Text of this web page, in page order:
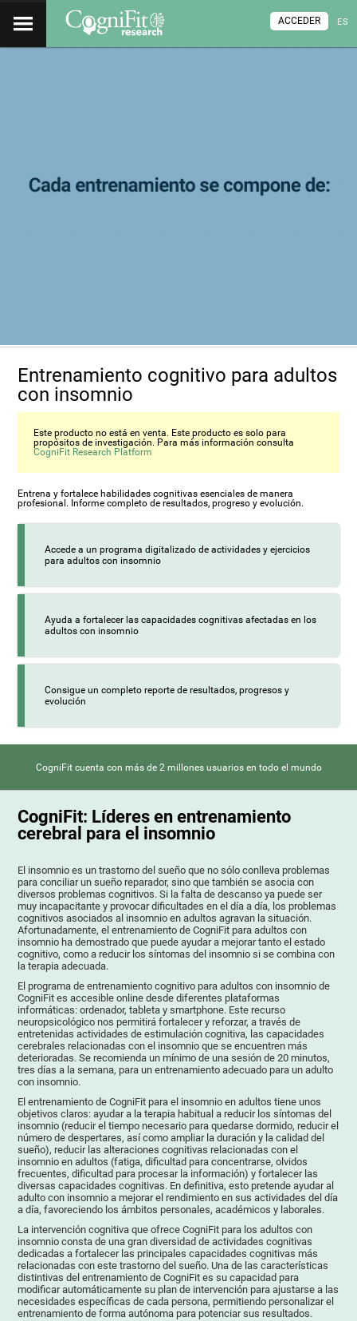
ES
ACCEDER
Entrenamiento cognitivo para adultos
con insomnio
Este producto no está en venta. Este producto es solo para
propósitos de investigación. Para más información consulta
CogniFit Research Platform
Entrena y fortalece habilidades cognitivas esenciales de manera
profesional. Informe completo de resultados, progreso y evolución.
Accede a un programa digitalizado de actividades y ejercicios
para adultos con insomnio
Ayuda a fortalecer las capacidades cognitivas afectadas en los
adultos con insomnio
Consigue un completo reporte de resultados, progresos y
evolución
CogniFit cuenta con más de 2 millones usuarios en todo el mundo
CogniFit: Líderes en entrenamiento
cerebral para el insomnio
El insomnio es un trastorno del sueño que no sólo conlleva problemas
para conciliar un sueño reparador, sino que también se asocia con
diversos problemas cognitivos. Si la falta de descanso ya puede ser
muy incapacitante y provocar dificultades en el día a día, los problemas
cognitivos asociados al insomnio en adultos agravan la situación.
Afortunadamente, el entrenamiento de CogniFit para adultos con
insomnio ha demostrado que puede ayudar a mejorar tanto el estado
cognitivo, como a reducir los síntomas del insomnio si se combina con
la terapia adecuada.
El programa de entrenamiento cognitivo para adultos con insomnio de
CogniFit es accesible online desde diferentes plataformas
informáticas: ordenador, tableta y smartphone. Este recurso
neuropsicológico nos permitirá fortalecer y reforzar, a través de
entretenidas actividades de estimulación cognitiva, las capacidades
cerebrales relacionadas con el insomnio que se encuentren más
deterioradas. Se recomienda un mínimo de una sesión de 20 minutos,
tres días a la semana, para un entrenamiento adecuado para un adulto
con insomnio.
El entrenamiento de CogniFit para el insomnio en adultos tiene unos
objetivos claros: ayudar a la terapia habitual a reducir los síntomas del
insomnio (reducir el tiempo necesario para quedarse dormido, reducir el
número de despertares, así como ampliar la duración y la calidad del
sueño), reducir las alteraciones cognitivas relacionadas con el
insomnio en adultos (fatiga, dificultad para concentrarse, olvidos
frecuentes, dificultad para procesar la información) y fortalecer las
diversas capacidades cognitivas. En definitiva, esto pretende ayudar al
adulto con insomnio a mejorar el rendimiento en sus actividades del día
a día, favoreciendo los ámbitos personales, académicos y laborales.
La intervención cognitiva que ofrece CogniFit para los adultos con
insomnio consta de una gran diversidad de actividades cognitivas
dedicadas a fortalecer las principales capacidades cognitivas más
relacionadas con este trastorno del sueño. Una de las características
distintivas del entrenamiento de CogniFit es su capacidad para
modificar automáticamente su plan de intervención para ajustarse a las
necesidades específicas de cada persona, permitiendo personalizar el
entrenamiento de forma autónoma para potenciar sus resultados.